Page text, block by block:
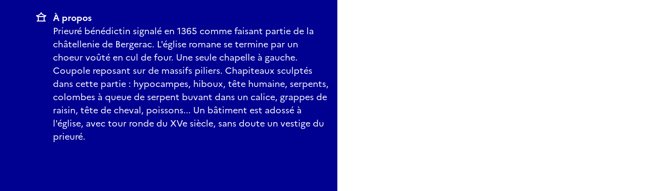
À propos
Prieuré bénédictin signalé en 1365 comme faisant partie de la
châtellenie de Bergerac. L'église romane se termine par un
choeur voûté en cul de four. Une seule chapelle à gauche.
Coupole reposant sur de massifs piliers. Chapiteaux sculptés
dans cette partie : hypocampes, hiboux, tête humaine, serpents,
colombes à queue de serpent buvant dans un calice, grappes de
raisin, tête de cheval, poissons... Un bâtiment est adossé à
l'église, avec tour ronde du XVe siècle, sans doute un vestige du
prieuré.